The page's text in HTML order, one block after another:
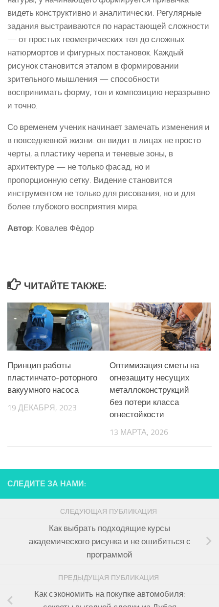
видеть конструктивно и аналитически. Регулярные
задания выстраиваются по нарастающей сложности
— от простых геометрических тел до сложных
натюрмортов и фигурных постановок. Каждый
рисунок становится этапом в формировании
зрительного мышления — способности
воспринимать форму, тон и композицию неразрывно
и точно.
Со временем ученик начинает замечать изменения и
в повседневной жизни: он видит в лицах не просто
черты, а пластику черепа и теневые зоны, в
архитектуре — не только фасад, но и
пропорционную сетку. Видение становится
инструментом не только для рисования, но и для
более глубокого восприятия мира.
Автор: Ковалев Фёдор
ЧИТАЙТЕ ТАКЖЕ:
Принцип работы
пластинчато-роторного
вакуумного насоса
19 ДЕКАБРЯ, 2023
Оптимизация сметы на
огнезащиту несущих
металлоконструкций
без потери класса
огнестойкости
13 МАРТА, 2026
СЛЕДИТЕ ЗА НАМИ:
СЛЕДУЮЩАЯ ПУБЛИКАЦИЯ
Как выбрать подходящие курсы
академического рисунка и не ошибиться с
программой
ПРЕДЫДУЩАЯ ПУБЛИКАЦИЯ
Как сэкономить на покупке автомобиля: